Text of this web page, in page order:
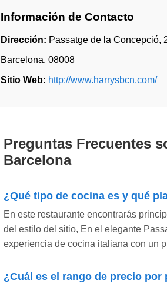
Información de Contacto
Dirección: Passatge de la Concepció,
Barcelona, 08008
Sitio Web: http://www.harrysbcn.com/
Preguntas Frecuentes
Barcelona
¿Qué tipo de cocina es y qué
En este restaurante encontrarás
del estilo del sitio, En el elegante
experiencia de cocina italiana con un
¿Cuál es el rango de precio por